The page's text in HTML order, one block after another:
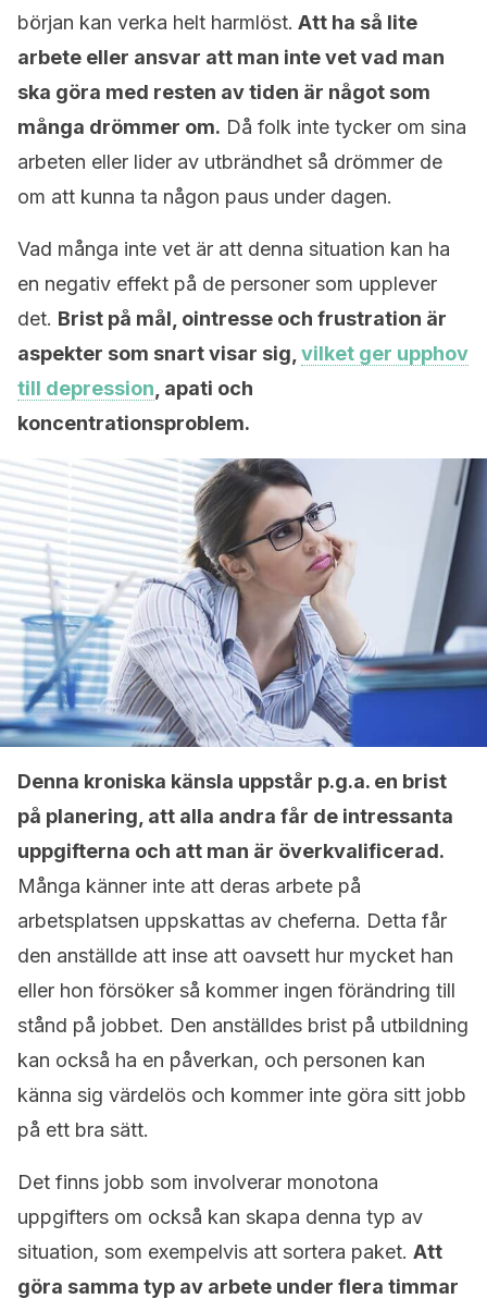
början kan verka helt harmlöst. Att ha så lite
arbete eller ansvar att man inte vet vad man
ska göra med resten av tiden är något som
många drömmer om. Då folk inte tycker om sina
arbeten eller lider av utbrändhet så drömmer de
om att kunna ta någon paus under dagen.
Vad många inte vet är att denna situation kan ha
en negativ effekt på de personer som upplever
det. Brist på mål, ointresse och frustration är
aspekter som snart visar sig, vilket ger upphov
till depression , apati och
koncentrationsproblem.
Denna kroniska känsla uppstår p.g.a. en brist
på planering, att alla andra får de intressanta
uppgifterna och att man är överkvalificerad.
Många känner inte att deras arbete på
arbetsplatsen uppskattas av cheferna. Detta får
den anställde att inse att oavsett hur mycket han
eller hon försöker så kommer ingen förändring till
stånd på jobbet. Den anställdes brist på utbildning
kan också ha en påverkan, och personen kan
känna sig värdelös och kommer inte göra sitt jobb
på ett bra sätt.
Det finns jobb som involverar monotona
uppgifters om också kan skapa denna typ av
situation, som exempelvis att sortera paket. Att
göra samma typ av arbete under flera timmar